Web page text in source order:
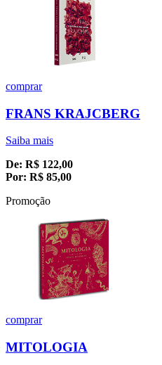
comprar
FRANS KRAJCBERG
Saiba mais
De: R$ 122,00
Por: R$ 85,00
Promoção
comprar
MITOLOGIA